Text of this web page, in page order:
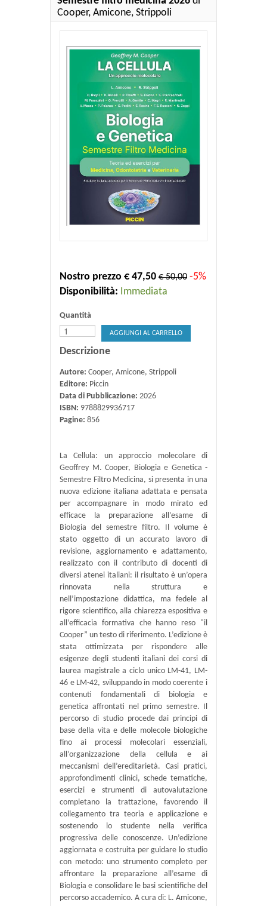
Cooper, Amicone, Strippoli
Nostro prezzo € 47,50 € 50,00 -5%
Disponibilità: Immediata
Quantità
AGGIUNGI AL CARRELLO
Descrizione
Autore: Cooper, Amicone, Strippoli
Editore: Piccin
Data di Pubblicazione: 2026
ISBN: 9788829936717
Pagine: 856
La Cellula: un approccio molecolare di
Geoffrey M. Cooper, Biologia e Genetica -
Semestre Filtro Medicina, si presenta in una
nuova edizione italiana adattata e pensata
per accompagnare in modo mirato ed
efficace la preparazione all’esame di
Biologia del semestre filtro. Il volume è
stato oggetto di un accurato lavoro di
revisione, aggiornamento e adattamento,
realizzato con il contributo di docenti di
diversi atenei italiani: il risultato è un’opera
rinnovata nella struttura e
nell’impostazione didattica, ma fedele al
rigore scientifico, alla chiarezza espositiva e
all’efficacia formativa che hanno reso "il
Cooper” un testo di riferimento. L’edizione è
stata ottimizzata per rispondere alle
esigenze degli studenti italiani dei corsi di
laurea magistrale a ciclo unico LM-41, LM-
46 e LM-42, sviluppando in modo coerente i
contenuti fondamentali di biologia e
genetica affrontati nel primo semestre. Il
percorso di studio procede dai principi di
base della vita e delle molecole biologiche
fino ai processi molecolari essenziali,
all’organizzazione della cellula e ai
meccanismi dell’ereditarietà. Casi pratici,
approfondimenti clinici, schede tematiche,
esercizi e strumenti di autovalutazione
completano la trattazione, favorendo il
collegamento tra teoria e applicazione e
sostenendo lo studente nella verifica
progressiva delle conoscenze. Un’edizione
aggiornata e costruita per guidare lo studio
con metodo: uno strumento completo per
affrontare la preparazione all’esame di
Biologia e consolidare le basi scientifiche del
percorso accademico. A cura di: L. Amicone,